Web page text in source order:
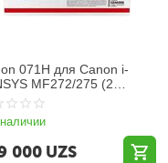
071H для Canon i-
MF272/275 (2
000 UZS